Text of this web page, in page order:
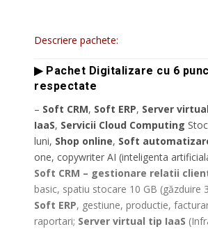
Descriere pachete:
▶ Pachet Digitalizare cu 6
respectate
– Soft CRM, Soft ERP, Server
IaaS, Servicii Cloud Computing
luni, Shop online, Soft
one, copywriter AI (inteligenta
Soft CRM – gestionare relatii
basic, spatiu stocare 10 GB (găzduire
Soft ERP, gestiune, productie,
raportari; Server virtual tip IaaS